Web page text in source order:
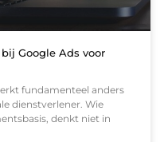
Google Ads voor
fundamenteel anders
dienstverlener. Wie
denkt niet in